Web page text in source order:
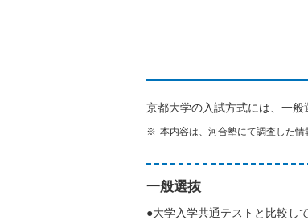
京都大学の入試方式には、一般
本内容は、河合塾にて調査した
一般選抜
●大学入学共通テストと比較し